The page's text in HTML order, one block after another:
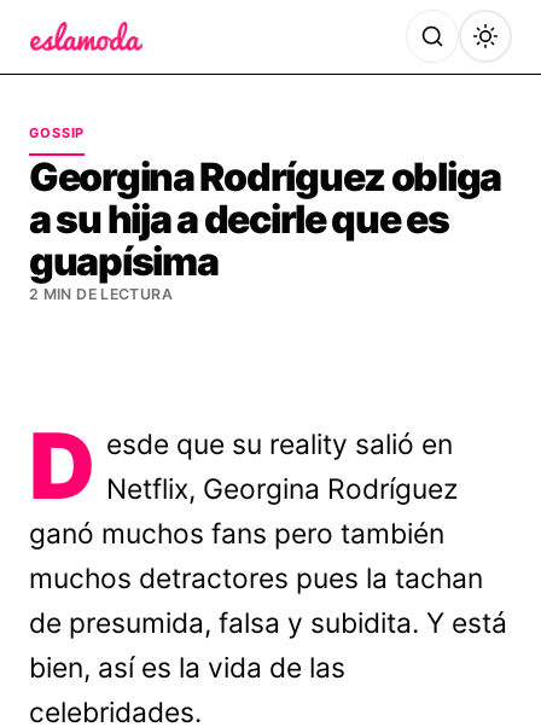
GOSSIP
Georgina Rodríguez obliga
a su hija a decirle que es
guapísima
2 MIN DE LECTURA
D esde que su reality salió en
Netflix, Georgina Rodríguez
ganó muchos fans pero también
muchos detractores pues la tachan
de presumida, falsa y subidita. Y está
bien, así es la vida de las
celebridades.